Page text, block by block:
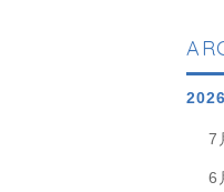
2026
7
6